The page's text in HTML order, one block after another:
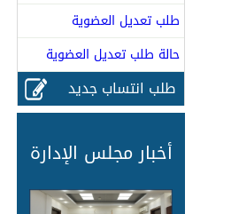
طلب تعديل العضوية
حالة طلب تعديل العضوية
طلب انتساب جديد
أخبار مجلس الإدارة